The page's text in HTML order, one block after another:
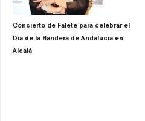
Concierto de Falete para celebrar el
Día de la Bandera de Andalucía en
Alcalá